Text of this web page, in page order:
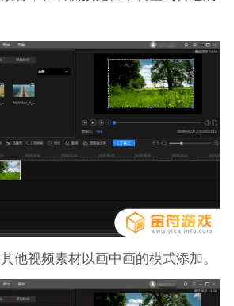
他视频素材以画中画的模式添加。